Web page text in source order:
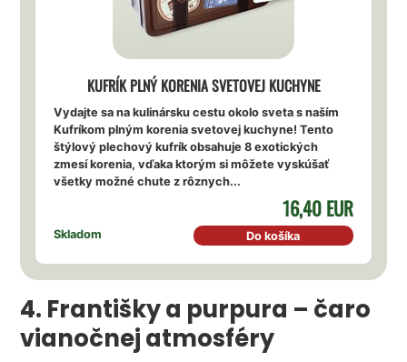
KUFRÍK PLNÝ KORENIA SVETOVEJ KUCHYNE
Vydajte sa na kulinársku cestu okolo sveta s naším
Kufríkom plným korenia svetovej kuchyne! Tento
štýlový plechový kufrík obsahuje 8 exotických
zmesí korenia, vďaka ktorým si môžete vyskúšať
všetky možné chute z rôznych...
Skladom
16,40 EUR
Do košíka
4. Františky a purpura – čaro
vianočnej atmosféry